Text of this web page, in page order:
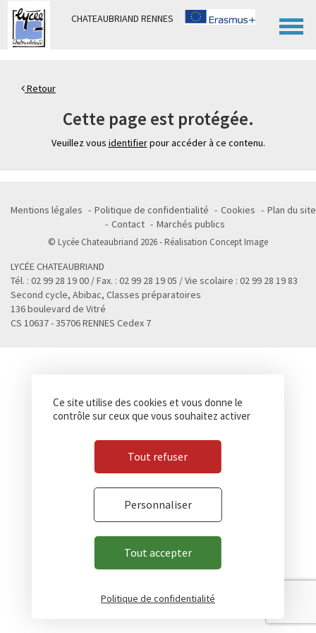
CHATEAUBRIAND RENNES
Retour
Cette page est protégée.
Veuillez vous identifierpour accéder à ce contenu.
Mentions légales Politique de confidentialité Cookies
Plan du site
Contact
Marchés publics
© Lycée Chateaubriand 2026 - Réalisation Concept Image
LYCÉE CHATEAUBRIAND
Tél. : 02 99 28 19 00 / Fax. : 02 99 28 19 05 / Vie scolaire : 02 99 28 19 83
Second cycle, Abibac, Classes préparatoires
136 boulevard de Vitré
CS 10637 - 35706 RENNES Cedex 7
Panneau de gestion des cookies
Ce site utilise des cookies et vous donne le
contrôle sur ceux que vous souhaitez activer
Tout accepter
Tout refuser
Personnaliser
Politique de confidentialité